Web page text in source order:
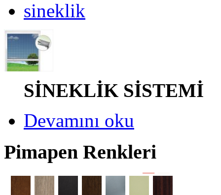
sineklik
SİNEKLİK
Devamını oku
Pimapen Renkleri